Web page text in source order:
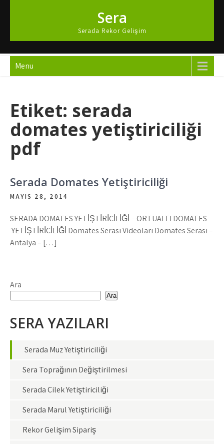
Sera
Serada Rekor Gelişim
Menu
Etiket: serada
domates yetiştiriciliği
pdf
Serada Domates Yetiştiriciliği
MAYIS 28, 2014
SERADA DOMATES YETİŞTİRİCİLİĞİ – ÖRTÜALTI DOMATES
YETİŞTİRİCİLİĞİ Domates Serası Videoları Domates Serası –
Antalya – […]
Ara
Ara
SERA YAZILARI
Serada Muz Yetiştiriciliği
Sera Toprağının Değiştirilmesi
Serada Çilek Yetiştiriciliği
Serada Marul Yetiştiriciliği
Rekor Gelişim Sipariş